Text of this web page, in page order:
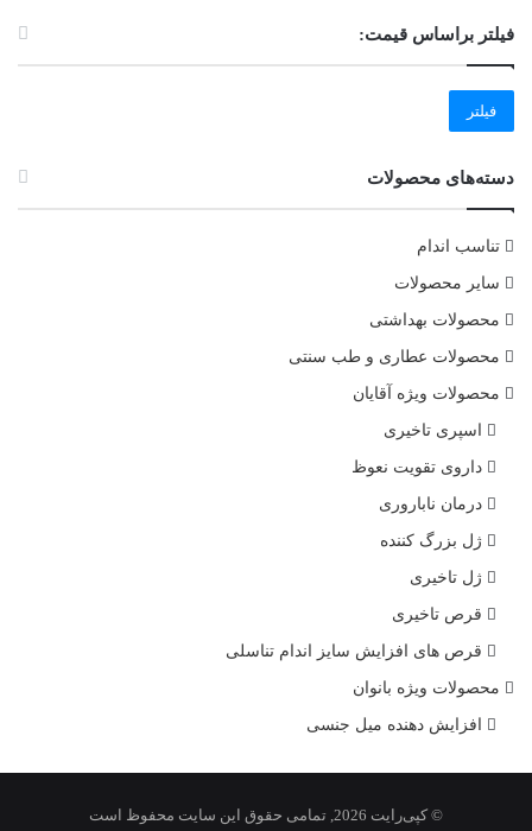
فیلتر براساس قیمت:
حداقل
قیمت
حداکثر
قیمت
فیلتر
دسته‌های محصولات
تناسب اندام
سایر محصولات
محصولات بهداشتی
محصولات عطاری و طب سنتی
محصولات ویژه آقایان
اسپری تاخیری
داروی تقویت نعوظ
درمان ناباروری
ژل بزرگ کننده
ژل تاخیری
قرص تاخیری
قرص های افزایش سایز اندام تناسلی
محصولات ویژه بانوان
افزایش دهنده میل جنسی
© کپی‌رایت 2026, تمامی حقوق این سایت محفوظ است